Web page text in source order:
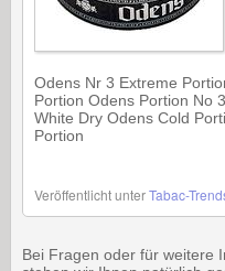
Odens Nr 3 Extreme
Portion Odens Portion No
White Dry Odens Cold
Portion
Veröffentlicht unterTabac-
Bei Fragen oder für weitere